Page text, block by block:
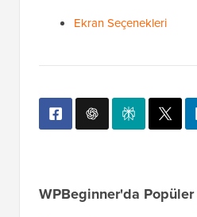
Ekran Seçenekleri
WPBeginner'da Popüler